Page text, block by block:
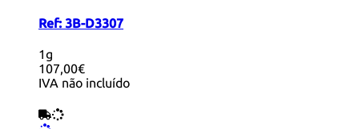
Ref: 3B-D3307
1g
107,00€
IVA não incluído